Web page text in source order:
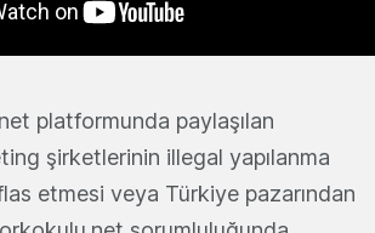
platformunda paylaşılan
şirketlerinin illegal yapılanma
etmesi veya Türkiye pazarından